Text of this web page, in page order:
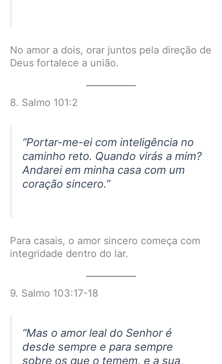
No amor a dois, orar juntos pela direção de
Deus fortalece a união.
8. Salmo 101:2
“Portar-me-ei com inteligência no
caminho reto. Quando virás a mim?
Andarei em minha casa com um
coração sincero.”
Para casais, o amor sincero começa com
integridade dentro do lar.
9. Salmo 103:17-18
“Mas o amor leal do Senhor é
desde sempre e para sempre
sobre os que o temem, e a sua